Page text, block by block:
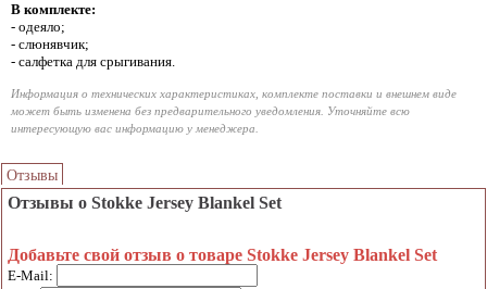
В комплекте:
- одеяло;
- слюнявчик;
- салфетка для срыгивания.
Информация о технических характеристиках, комплекте поставки и внешнем виде
может быть изменена без предварительного уведомления. Уточняйте всю
интересующую вас информацию у менеджера.
Отзывы
Отзывы о Stokke Jersey Blankel Set
Добавьте свой отзыв о товаре Stokke Jersey Blankel Set
E-Mail: